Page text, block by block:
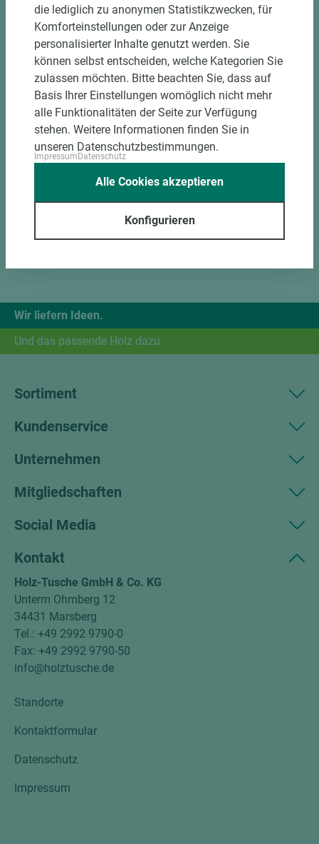
Jetzt Zuschnitt anfragen
Wir liefern Ideen.
Und das passende Holz dazu.
Sortiment
Kundenservice
Unternehmen
Mitgliedschaften
Social Media
Kontakt
Holz-Tusche GmbH & Co. KG
Unterm Ohmberg 12
34431 Marsberg
Tel.: +49 2992 9790-0
Fax: +49 2992 9790-50
info@holztusche.de
Standorte
Kontaktformular
Datenschutz
Impressum
die lediglich zu anonymen Statistikzwecken, für
Komforteinstellungen oder zur Anzeige
personalisierter Inhalte genutzt werden. Sie
können selbst entscheiden, welche Kategorien Sie
zulassen möchten. Bitte beachten Sie, dass auf
Basis Ihrer Einstellungen womöglich nicht mehr
alle Funktionalitäten der Seite zur Verfügung
stehen. Weitere Informationen finden Sie in
unseren Datenschutzbestimmungen.
ImpressumDatenschutz
Konfigurieren
Alle Cookies akzeptieren